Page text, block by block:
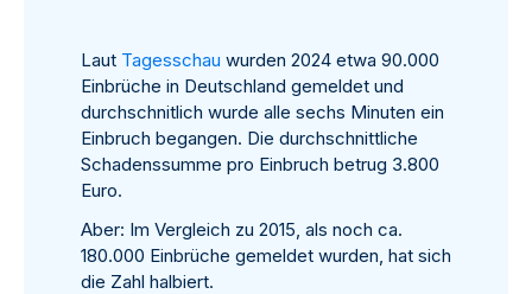
Laut Tagesschau wurden 2024 etwa 90.000
Einbrüche in Deutschland gemeldet und
durchschnitlich wurde alle sechs Minuten ein
Einbruch begangen. Die durchschnittliche
Schadenssumme pro Einbruch betrug 3.800
Euro.
Aber: Im Vergleich zu 2015, als noch ca.
180.000 Einbrüche gemeldet wurden, hat sich
die Zahl halbiert.